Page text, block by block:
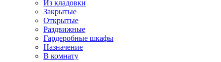
Из кладовки
Закрытые
Открытые
Раздвижные
Гардеробные шкафы
Назначение
В комнату